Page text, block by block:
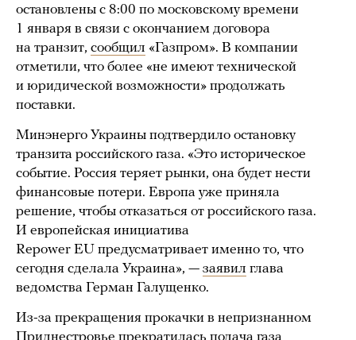
остановлены с 8:00 по московскому времени
1 января в связи с окончанием договора
на транзит, сообщил «Газпром». В компании
отметили, что более «не имеют технической
и юридической возможности» продолжать
поставки.
Минэнерго Украины подтвердило остановку
транзита российского газа. «Это историческое
событие. Россия теряет рынки, она будет нести
финансовые потери. Европа уже приняла
решение, чтобы отказаться от российского газа.
И европейская инициатива
Repower EU предусматривает именно то, что
сегодня сделала Украина», — заявил глава
ведомства Герман Галущенко.
Из-за прекращения прокачки в непризнанном